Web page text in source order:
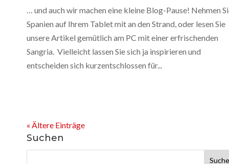
… und auch wir machen eine kleine Blog-Pause! Nehmen
Spanien auf Ihrem Tablet mit an den Strand, oder lesen Sie
unsere Artikel gemütlich am PC mit einer erfrischenden
Sangria. Vielleicht lassen Sie sich ja inspirieren und
entscheiden sich kurzentschlossen für...
« Ältere Einträge
Suchen